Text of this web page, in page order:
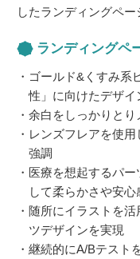
したランディングペー
ランディングペ
ゴールド&くすみ系
性」に向けたデザイ
余白をしっかりとり
レンズフレアを使
強調
医療を想起するパ
して柔らかさや安心
随所にイラストを
ツデザインを実現
継続的にA/Bテスト